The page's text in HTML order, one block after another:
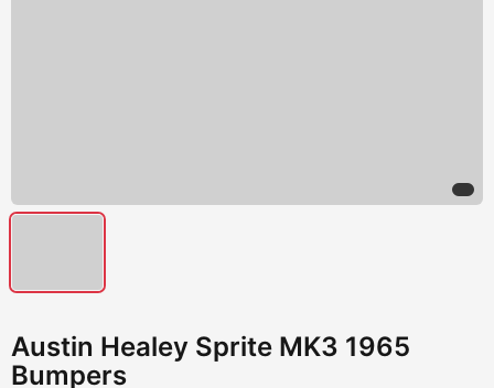
Austin Healey Sprite MK3 1965
Bumpers